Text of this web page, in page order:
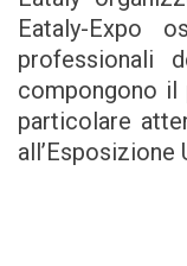
Eataly-Expo
professionali
compongono il
particolare
all’Esposizione